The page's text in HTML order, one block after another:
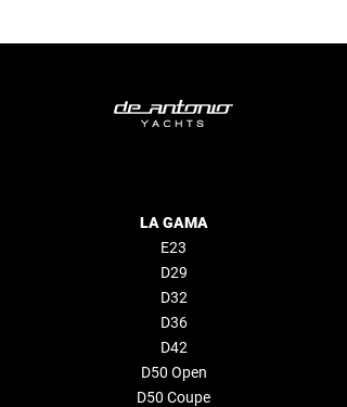
LA GAMA
E23
D29
D32
D36
D42
D50 Open
D50 Coupe